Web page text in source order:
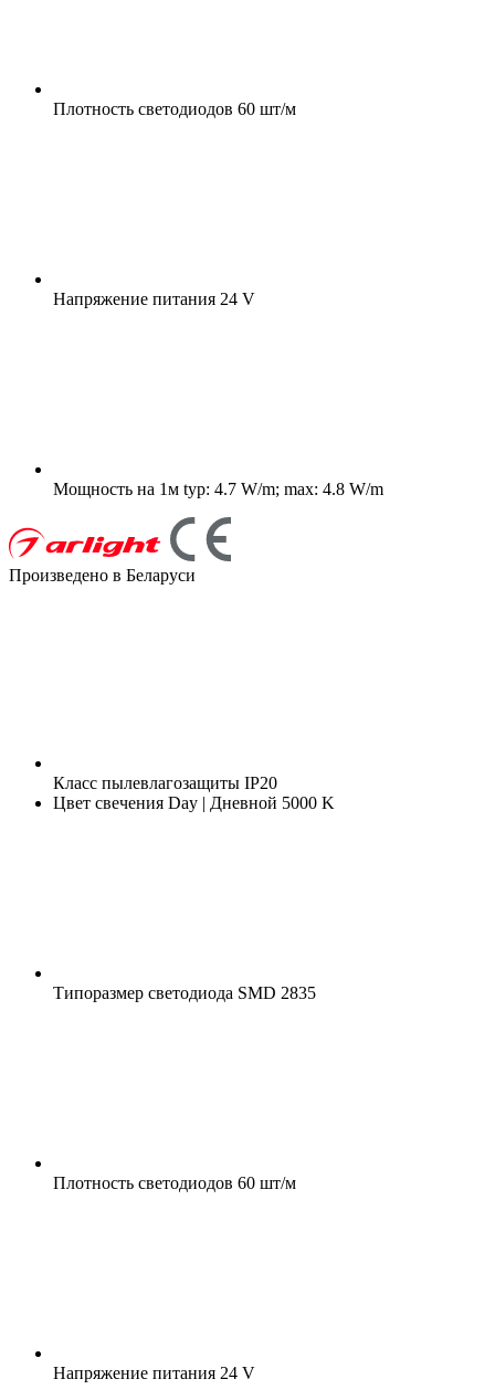
Плотность светодиодов 60 шт/м
Напряжение питания 24 V
Мощность на 1м typ: 4.7 W/m; max: 4.8 W/m
Произведено в Беларуси
Класс пылевлагозащиты IP20
Цвет свечения Day | Дневной 5000 K
Типоразмер светодиода SMD 2835
Плотность светодиодов 60 шт/м
Напряжение питания 24 V